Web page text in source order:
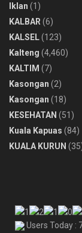
Iklan (1)
KALBAR (6)
KALSEL(123)
Kalteng (4,460)
KALTIM (7)
Kasongan (2)
Kasongan (18)
KESEHATAN (51)
Kuala Kapuas (84)
KUALA KURUN
Users Today :